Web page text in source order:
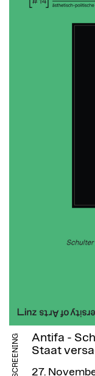
Antifa -
Staat
27.